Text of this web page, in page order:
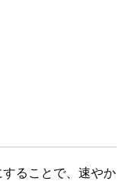
ることで、速やか